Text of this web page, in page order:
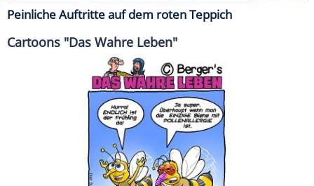
Peinliche Auftritte auf dem roten Teppich
Cartoons "Das Wahre Leben"